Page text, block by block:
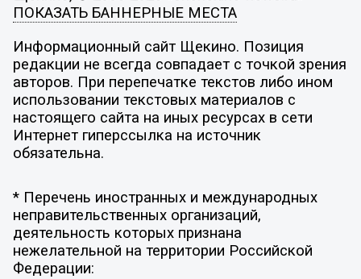
ПОКАЗАТЬ БАННЕРНЫЕ МЕСТА
Информационный сайт Щекино. Позиция
редакции не всегда совпадает с точкой зрения
авторов. При перепечатке текстов либо ином
использовании текстовых материалов с
настоящего сайта на иных ресурсах в сети
Интернет гиперссылка на источник
обязательна.
* Перечень иностранных и международных
неправительственных организаций,
деятельность которых признана
нежелательной на территории Российской
Федерации: